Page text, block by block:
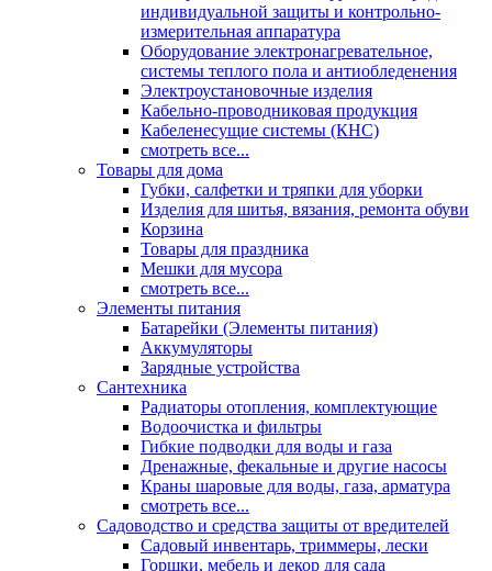
индивидуальной защиты и контрольно-
измерительная аппаратура
Оборудование электронагревательное,
системы теплого пола и антиобледенения
Электроустановочные изделия
Кабельно-проводниковая продукция
Кабеленесущие системы (КНС)
смотреть все...
Товары для дома
Губки, салфетки и тряпки для уборки
Изделия для шитья, вязания, ремонта обуви
Корзина
Товары для праздника
Мешки для мусора
смотреть все...
Элементы питания
Батарейки (Элементы питания)
Аккумуляторы
Зарядные устройства
Сантехника
Радиаторы отопления, комплектующие
Водоочистка и фильтры
Гибкие подводки для воды и газа
Дренажные, фекальные и другие насосы
Краны шаровые для воды, газа, арматура
смотреть все...
Садоводство и средства защиты от вредителей
Садовый инвентарь, триммеры, лески
Горшки, мебель и декор для сада